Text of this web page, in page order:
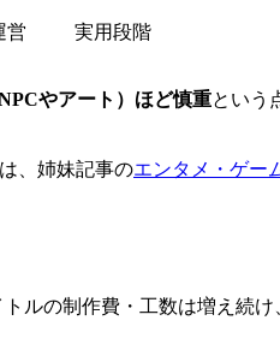
営 実用段階
やアート）ほど慎重という
、姉妹記事のエンタメ・ゲー
ルの制作費・工数は増え続